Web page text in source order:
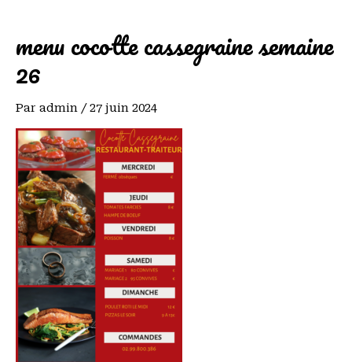
menu cocotte cassegraine semaine
26
Par admin /27 juin 2024